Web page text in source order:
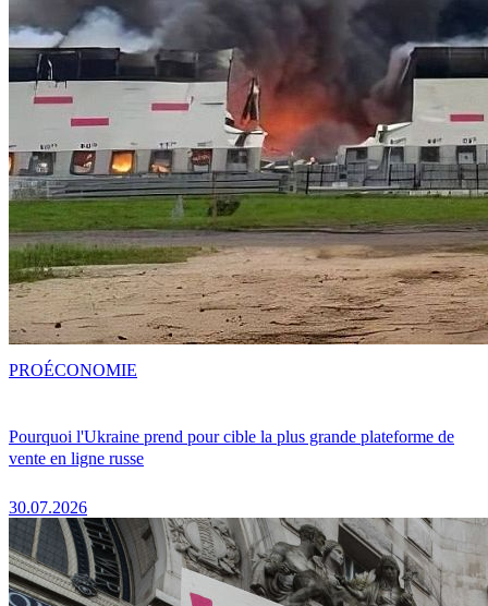
Pourquoi l'Ukraine prend pour cible la plus grande plateforme de
vente en ligne russe
30.07.2026
PROÉCONOMIE